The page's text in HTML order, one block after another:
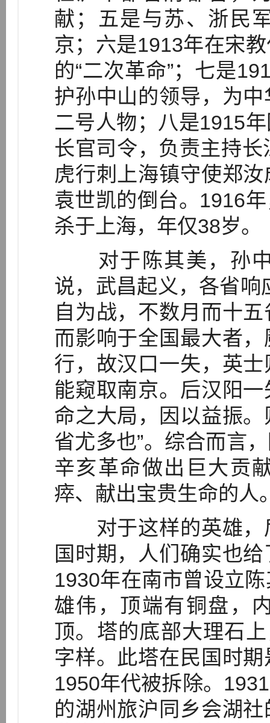
献；五是与苏、浙民
京；六是1913年在宋
的“二次革命”；七是
护孙中山的领导，为
二号人物；八是1915
长官司令，负责主持
虎行刺上海镇守使郑
袁世凯的倒台。1916
杀于上海，年仅38岁。
对于陈其美，孙中
说，武昌起义，各省响
自为战，不数月而十
而影响于全国最大者
行，故汉口一失，英
能窥取南京。后汉阳
命之大局，因以益振
省尤多也”。综合而言
辛亥革命做出巨大贡
瘁、献出宝贵生命的人
对于这样的英雄，
国时期，人们确实也
1930年在南市曾设立
雄伟，顶端有铜盘，
顶。塔的底部大理石
字样。此塔在民国时
1950年代被拆除。
的湖州旅沪同乡会湖